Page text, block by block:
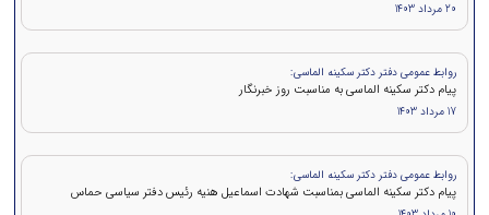
20 مرداد 1403
روابط عمومی دفتر دکتر سکینه الماسی:
پیام دکتر سکینه الماسی به مناسبت روز خبرنگار
17 مرداد 1403
روابط عمومی دفتر دکتر سکینه الماسی:
پيام دكتر سكينه الماسی بمناسبت شهادت اسماعیل هنیه رئیس دفتر سیاسی حماس